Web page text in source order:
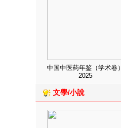
中国中医药年鉴（学术卷）
2025
文學/小說